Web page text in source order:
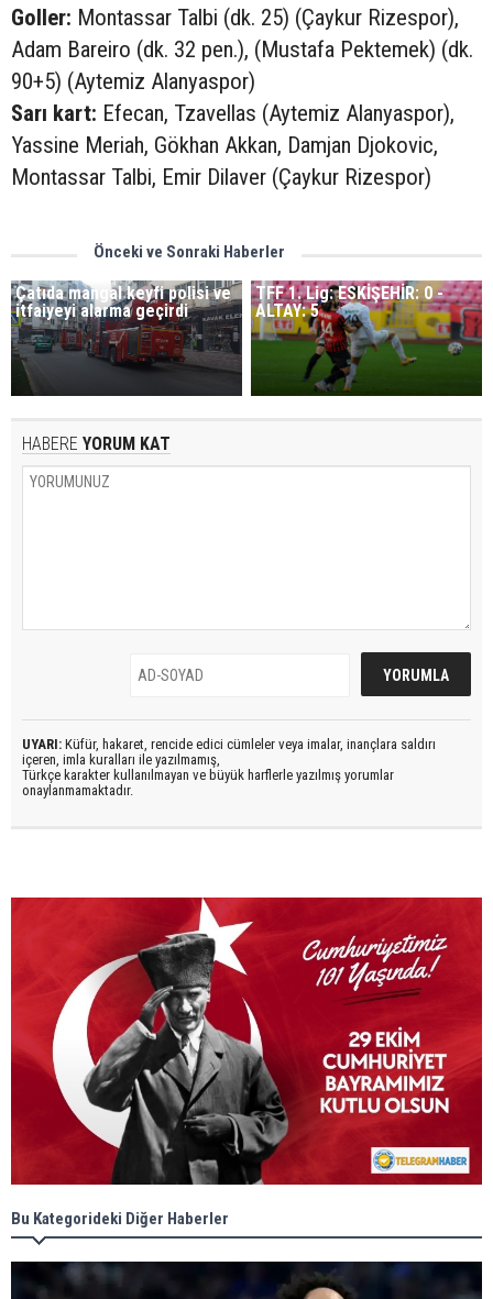
Goller: Montassar Talbi (dk. 25) (Çaykur Rizespor),
Adam Bareiro (dk. 32 pen.), (Mustafa Pektemek) (dk.
90+5) (Aytemiz Alanyaspor)
Sarı kart: Efecan, Tzavellas (Aytemiz Alanyaspor),
Yassine Meriah, Gökhan Akkan, Damjan Djokovic,
Montassar Talbi, Emir Dilaver (Çaykur Rizespor)
Önceki ve Sonraki Haberler
Çatıda mangal keyfi polisi ve
itfaiyeyi alarma geçirdi
TFF 1. Lig: ESKİŞEHİR: 0 -
ALTAY: 5
HABERE YORUM KAT
UYARI: Küfür, hakaret, rencide edici cümleler veya imalar, inançlara saldırı
içeren, imla kuralları ile yazılmamış,
Türkçe karakter kullanılmayan ve büyük harflerle yazılmış yorumlar
onaylanmamaktadır.
Bu Kategorideki Diğer Haberler